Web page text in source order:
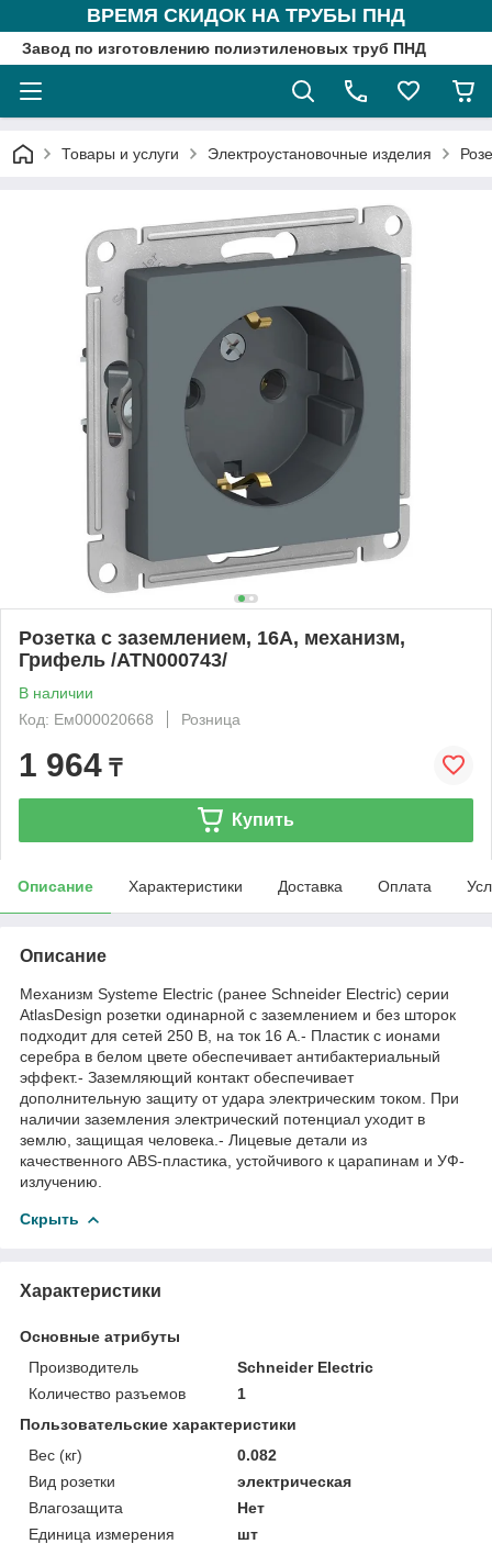
ВРЕМЯ СКИДОК НА ТРУБЫ ПНД
Завод по изготовлению полиэтиленовых труб ПНД
Товары и услуги Электроустановочные изделия
Розетка с заземлением, 16А, механизм,
Грифель /ATN000743/
В наличии
Код: Ем000020668
Розница
1 964 ₸
Купить
Описание Характеристики Доставка Оплата
Описание
Механизм Systeme Electric (ранее Schneider Electric) серии
AtlasDesign розетки одинарной с заземлением и без шторок
подходит для сетей 250 В, на ток 16 А.- Пластик с ионами
серебра в белом цвете обеспечивает антибактериальный
эффект.- Заземляющий контакт обеспечивает
дополнительную защиту от удара электрическим током. При
наличии заземления электрический потенциал уходит в
землю, защищая человека.- Лицевые детали из
качественного ABS-пластика, устойчивого к царапинам и УФ-
излучению.
Скрыть
Характеристики
Основные атрибуты
Производитель
Schneider Electric
Количество разъемов
1
Пользовательские характеристики
Вес (кг)
0.082
Вид розетки
электрическая
Влагозащита
Нет
Единица измерения
шт